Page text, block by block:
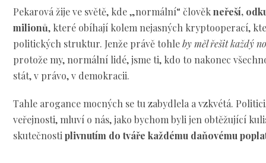
Pekarová žije ve světě, kde „normální“ člověkneřeší,
milionů, které obíhají kolem nejasných kryptooperací,
politických struktur. Jenže právě tohleby měl řešit každý
protože my, normální lidé, jsme ti, kdo to nakonec
stát, v právo, v demokracii.
Tahle arogance mocných se tu zabydlela a vzkvétá.
veřejnosti, mluví o nás, jako bychom byli jen obtěžující
skutečnostiplivnutím do tváře každému daňovému